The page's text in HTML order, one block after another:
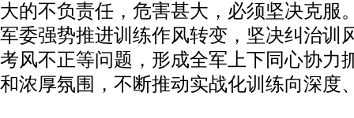
大的不负责任，危害甚大，必须坚决克服
军委强势推进训练作风转变，坚决纠治训
考风不正等问题，形成全军上下同心协力
和浓厚氛围，不断推动实战化训练向深度